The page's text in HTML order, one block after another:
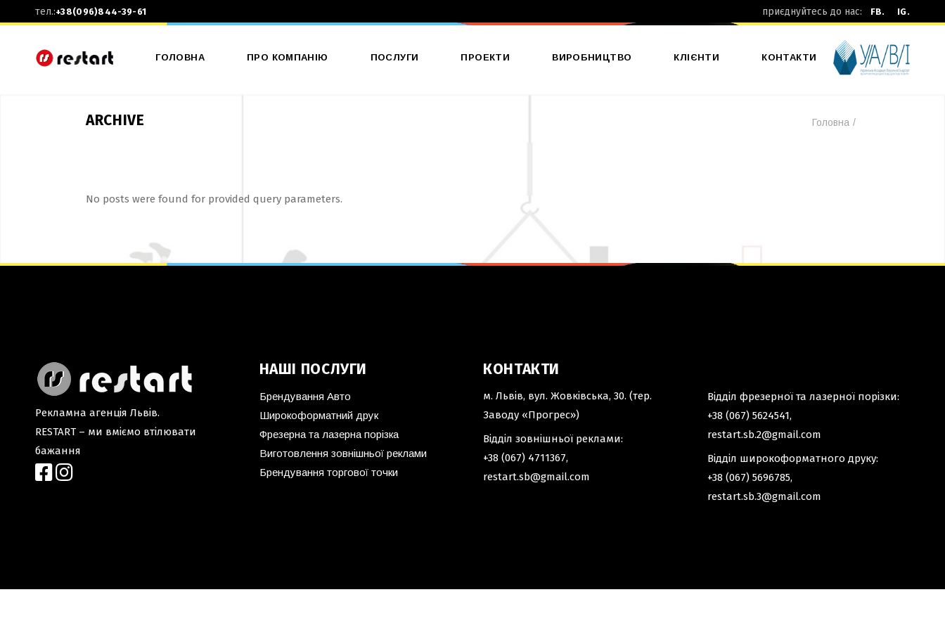
тел.:+38(096)844-39-61 приєднуйтесь до нас: FB. IG.
ГОЛОВНА ПРО КОМПАНІЮ ПОСЛУГИ ПРОЕКТИ ВИРОБНИЦТВО КЛІЄНТИ КОНТАКТИ
ARCHIVE Головна
No posts were found for provided query parameters.
Рекламна агенція Львів.
RESTART – ми вміємо втілювати
бажання
НАШІ ПОСЛУГИ
Брендування Авто
Широкоформатний друк
Фрезерна та лазерна порізка
Виготовлення зовнішньої реклами
Брендування торгової точки
КОНТАКТИ
м. Львів, вул. Жовківська, 30. (тер.
Заводу «Прогрес»)
Відділ зовнішньої реклами:
+38 (067) 4711367,
restart.sb@gmail.com
Відділ фрезерної та лазерної порізки:
+38 (067) 5624541,
restart.sb.2@gmail.com
Відділ широкоформатного друку:
+38 (067) 5696785,
restart.sb.3@gmail.com